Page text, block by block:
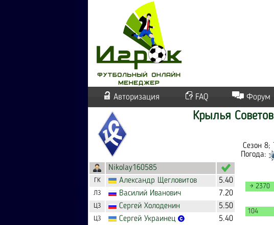
Авторизация FAQ Форум
Крылья Советов
Сезон 8;
Погода:
Nikolay160585
ГК Александр Щегловитов 5.40
ЛЗ Василий Иванович 7.20
ЦЗ Сергей Холоденин 5.50
ЦЗ Сергей Украинец 5.40
→ 2370
104